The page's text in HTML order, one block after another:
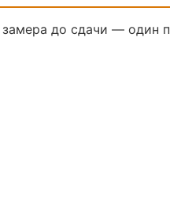
до сдачи — один